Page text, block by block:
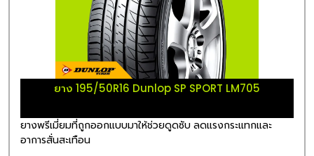
ยาง 195/50R16 Dunlop SP SPORT LM705
ยางพรีเมี่ยมที่ถูกออกแบบมาให้ช่วยดูดซับ ลดแรงกระแทกและ
อาการสั่นสะเทือน